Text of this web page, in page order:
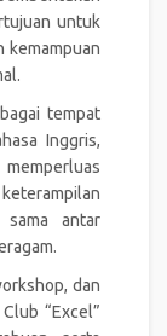
untuk
kemampuan
tempat
Inggris,
sama antar
dan
“Excel”